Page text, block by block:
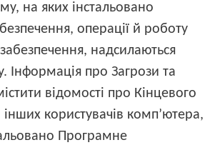
на яких інстальовано
операції й роботу
надсилаються
Інформація про Загрози та
відомості про Кінцевого
інших користувачів комп’ютера,
Програмне